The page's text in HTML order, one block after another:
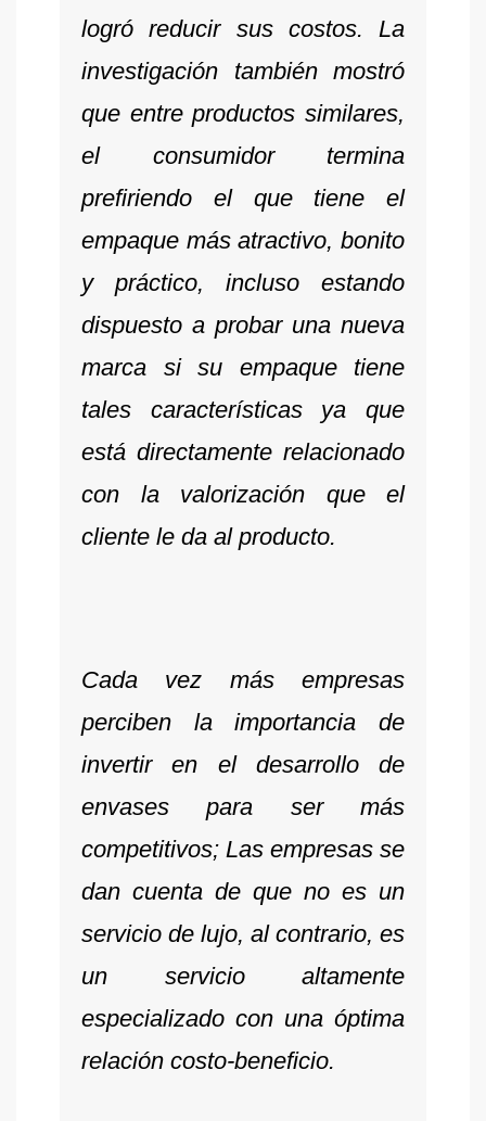
logró reducir sus costos. La
investigación también mostró
que entre productos similares,
el consumidor termina
prefiriendo el que tiene el
empaque más atractivo, bonito
y práctico, incluso estando
dispuesto a probar una nueva
marca si su empaque tiene
tales características ya que
está directamente relacionado
con la valorización que el
cliente le da al producto.
Cada vez más empresas
perciben la importancia de
invertir en el desarrollo de
envases para ser más
competitivos; Las empresas se
dan cuenta de que no es un
servicio de lujo, al contrario, es
un servicio altamente
especializado con una óptima
relación costo-beneficio.